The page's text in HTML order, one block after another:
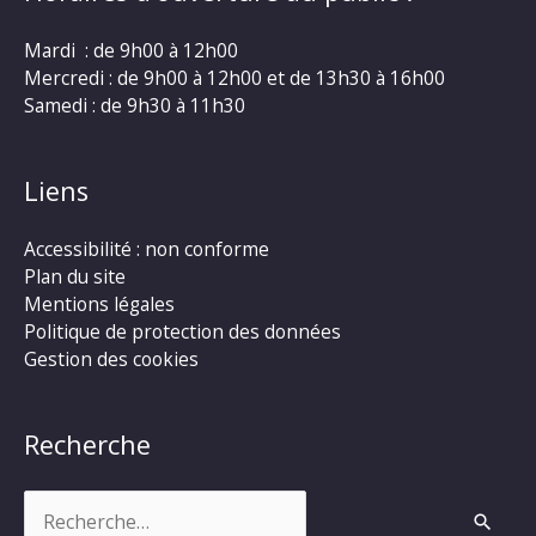
Mardi : de 9h00 à 12h00
Mercredi : de 9h00 à 12h00 et de 13h30 à 16h00
Samedi : de 9h30 à 11h30
Liens
Accessibilité : non conforme
Plan du site
Mentions légales
Politique de protection des données
Gestion des cookies
Recherche